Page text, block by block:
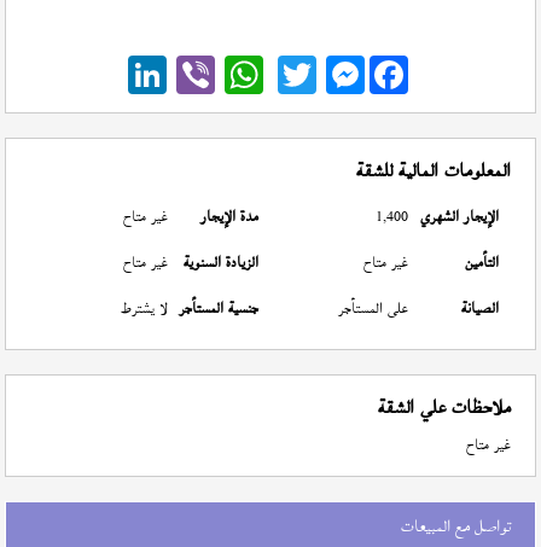
Messenger
المعلومات المالية للشقة
الإيجار الشهري 1,400 مدة الإيجار
غير متاح
التأمين
غير متاح الزيادة السنوية غير متاح
الصيانة
على المستأجر جنسية المستأجر لا يشترط
ملاحظات علي الشقة
غير متاح
تواصل مع المبيعات